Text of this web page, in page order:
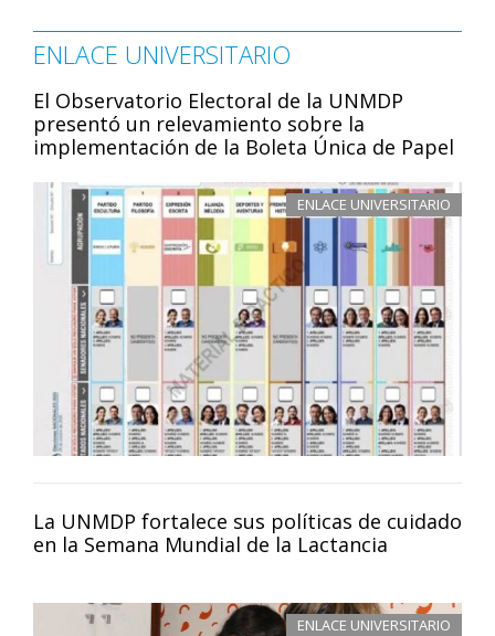
ENLACE UNIVERSITARIO
El Observatorio Electoral de la UNMDP
presentó un relevamiento sobre la
implementación de la Boleta Única de Papel
ENLACE UNIVERSITARIO
La UNMDP fortalece sus políticas de cuidado
en la Semana Mundial de la Lactancia
ENLACE UNIVERSITARIO